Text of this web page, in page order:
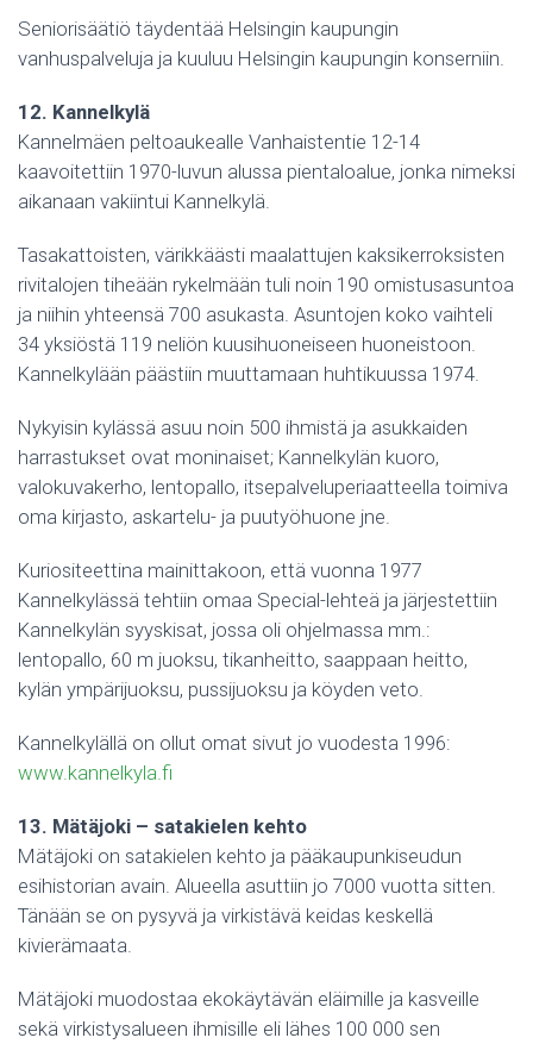
Seniorisäätiö täydentää Helsingin kaupungin
vanhuspalveluja ja kuuluu Helsingin kaupungin konserniin.
12. Kannelkylä
Kannelmäen peltoaukealle Vanhaistentie 12-14
kaavoitettiin 1970-luvun alussa pientaloalue, jonka nimeksi
aikanaan vakiintui Kannelkylä.
Tasakattoisten, värikkäästi maalattujen kaksikerroksisten
rivitalojen tiheään rykelmään tuli noin 190 omistusasuntoa
ja niihin yhteensä 700 asukasta. Asuntojen koko vaihteli
34 yksiöstä 119 neliön kuusihuoneiseen huoneistoon.
Kannelkylään päästiin muuttamaan huhtikuussa 1974.
Nykyisin kylässä asuu noin 500 ihmistä ja asukkaiden
harrastukset ovat moninaiset; Kannelkylän kuoro,
valokuvakerho, lentopallo, itsepalveluperiaatteella toimiva
oma kirjasto, askartelu- ja puutyöhuone jne.
Kuriositeettina mainittakoon, että vuonna 1977
Kannelkylässä tehtiin omaa Special-lehteä ja järjestettiin
Kannelkylän syyskisat, jossa oli ohjelmassa mm.:
lentopallo, 60 m juoksu, tikanheitto, saappaan heitto,
kylän ympärijuoksu, pussijuoksu ja köyden veto.
Kannelkylällä on ollut omat sivut jo vuodesta 1996:
www.kannelkyla.fi
13. Mätäjoki – satakielen kehto
Mätäjoki on satakielen kehto ja pääkaupunkiseudun
esihistorian avain. Alueella asuttiin jo 7000 vuotta sitten.
Tänään se on pysyvä ja virkistävä keidas keskellä
kivierämaata.
Mätäjoki muodostaa ekokäytävän eläimille ja kasveille
sekä virkistysalueen ihmisille eli lähes 100 000 sen